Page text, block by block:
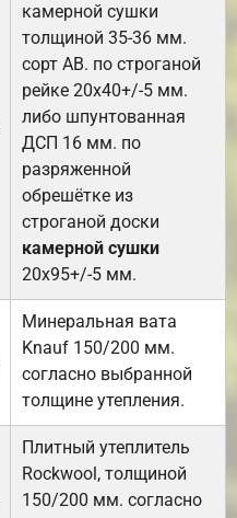
камерной сушки
толщиной 35-36 мм.
сорт АВ. по строганой
рейке 20х40+/-5 мм.
либо шпунтованная
ДСП 16 мм. по
разряженной
обрешётке из
строганой доски
камерной сушки
20х95+/-5 мм.
Минеральная вата
Knauf 150/200 мм.
согласно выбранной
толщине утепления.
Плитный утеплитель
Rockwool, толщиной
150/200 мм. согласно